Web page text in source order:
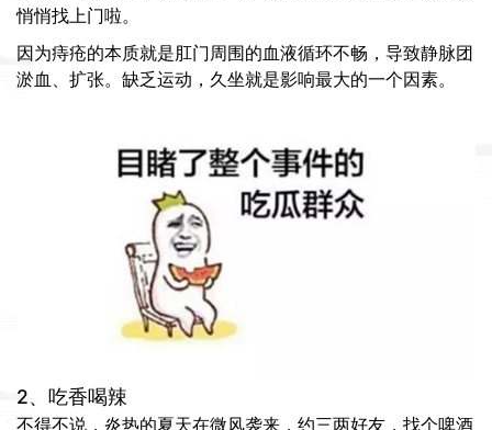
悄悄找上门啦。
因为痔疮的本质就是肛门周围的血液循环不畅，导致静脉团
淤血、扩张。缺乏运动，久坐就是影响最大的一个因素。
2、吃香喝辣
不得不说，炎热的夏天在微风袭来，约三两好友，找个啤酒